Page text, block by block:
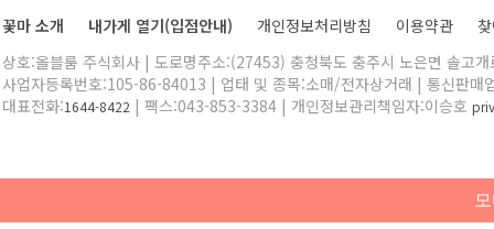
꽃마 소개 내가게 열기(입점안내) 개인정보처리방침 이용약관
상호:올블룸 주식회사 | 도로명주소:(27453) 충청북도 충주시 노은면 솔고
사업자등록번호:105-86-84013 | 업태 및 종목:소매/전자상거래 | 통신판매
대표전화:1644-8422 | 팩스:043-853-3384 | 개인정보관리책임자:이승호